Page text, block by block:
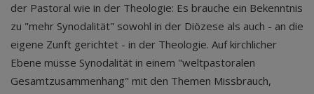
der Pastoral wie in der Theologie: Es brauche ein Bekenntnis
zu "mehr Synodalität" sowohl in der Diözese als auch - an die
eigene Zunft gerichtet - in der Theologie. Auf kirchlicher
Ebene müsse Synodalität in einem "weltpastoralen
Gesamtzusammenhang" mit den Themen Missbrauch,